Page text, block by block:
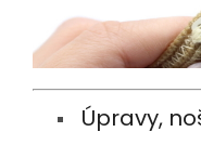
Úpravy,